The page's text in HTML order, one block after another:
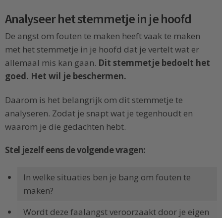
Analyseer het stemmetje in je hoofd
De angst om fouten te maken heeft vaak te maken
met het stemmetje in je hoofd dat je vertelt wat er
allemaal mis kan gaan. Dit stemmetje bedoelt het
goed. Het wil je beschermen.
Daarom is het belangrijk om dit stemmetje te
analyseren. Zodat je snapt wat je tegenhoudt en
waarom je die gedachten hebt.
Stel jezelf eens de volgende vragen:
In welke situaties ben je bang om fouten te
maken?
Wordt deze faalangst veroorzaakt door je eigen